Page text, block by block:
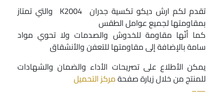
تقدم لكم ارش ديكو تكسية جدران K2004 والتي تمتاز
بمقاومتها لجميع عوامل الطقس
كما أنّها مقاومة للخدوش والصدمات ولا تحوي مواد
سامة بالإضافة إلى مقاومتها للتعفن والأنشقاق
يمكن الأطلاع على تصريحات الأداء والضمان والشهادات
للمنتج من خلال زيارة صفحةمركز التحميل
—–